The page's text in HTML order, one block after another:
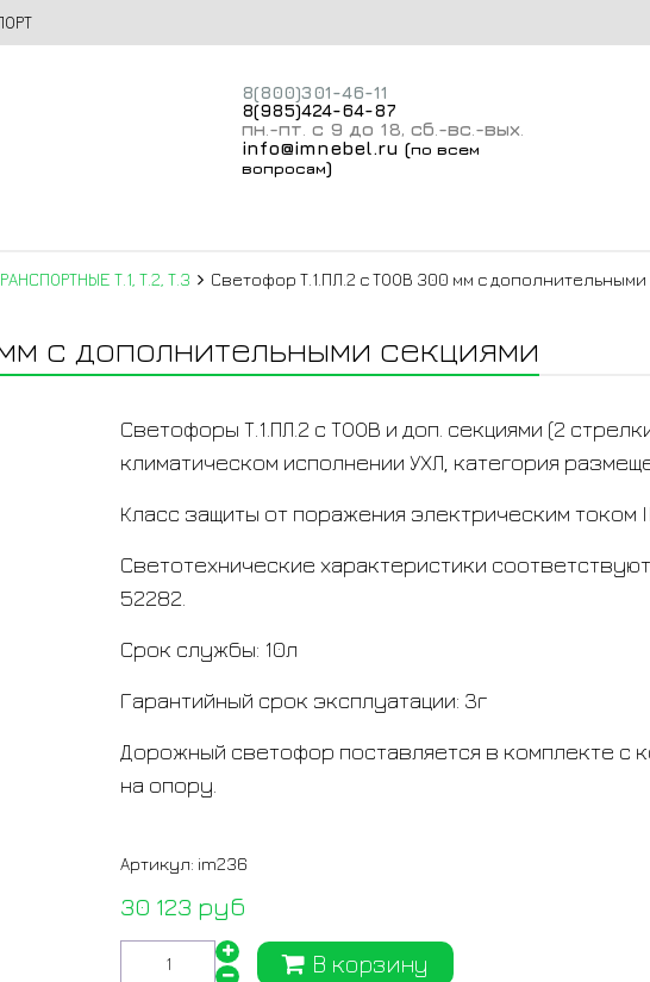
8(800)301-46-11
8(985)424-64-87
пн -пт с 9 до 18, сб -вс -вых
info@imnebel.ru (по всем
вопросам)
Т.1, Т.2, Т.3 Светофор Т.1.ПЛ.2 с ТООВ 300 мм с
с дополнительными секциями
Светофоры Т.1.ПЛ.2 с ТООВ и доп. секциями (2
климатическом исполнении УХЛ, категория
Класс защиты от поражения электрическим током II.
Светотехнические характеристики
52282.
Срок службы: 10л
Гарантийный срок эксплуатации: 3г
Дорожный светофор поставляется в комплекте с
на опору.
Артикул: im236
30 123 руб
В корзину